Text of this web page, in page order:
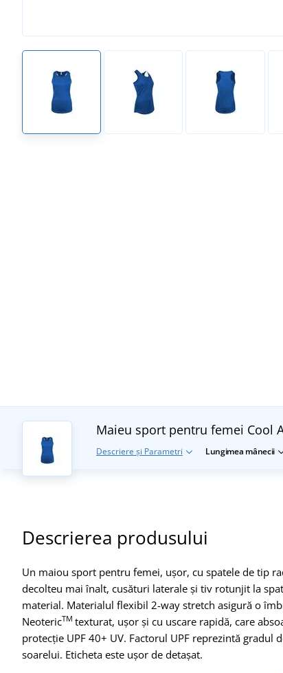
Maieu sport pentru femei Cool
Descriere și Parametri Lungimea mânecii
Descrierea produsului
Un maiou sport pentru femei, ușor, cu spatele de tip
decolteu mai înalt, cusături laterale și tiv rotunjit la
material. Materialul flexibil 2-way stretch asigură o
NeotericTM texturat, ușor și cu uscare rapidă, care
protecție UPF 40+ UV. Factorul UPF reprezintă
soarelui. Eticheta este ușor de detașat.